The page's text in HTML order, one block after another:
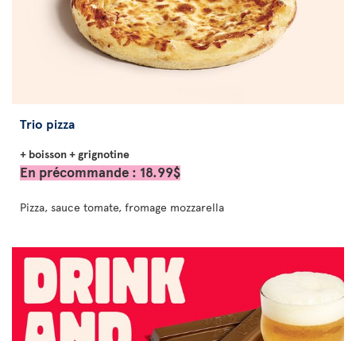
Trio pizza
+ boisson + grignotine
En précommande : 18.99$
Pizza, sauce tomate, fromage mozzarella